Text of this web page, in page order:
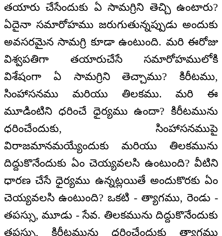
తయారు చేసేందుకు ఏ సామగ్రిని తెచ్చి ఉంటారు?
ఏదైనా సమారోహము జరుగుతున్నప్పుడు అందుకు
అవసరమైన సామగ్రి కూడా ఉంటుంది. మరి ఈరోజు
విశ్వపతిగా తయారుచేసే సమారోహములోకి
విశేషంగా ఏ సామగ్రిని తెచ్చాము? కిరీటము,
సింహాసనము మరియు తిలకము. మరి ఈ
మూడింటిని ధరించే ధైర్యము ఉందా? కిరీటమును
ధరించేందుకు, సింహాసనముపై
విరాజమానమయ్యేందుకు మరియు తిలకమును
దిద్దుకొనేందుకు ఏం చెయ్యవలసి ఉంటుంది? వీటిని
ధారణ చేసే ధైర్యము ఉన్నట్లయితే అందుకొరకు ఏం
చెయ్యవలసి ఉంటుంది? ఒకటి - త్యాగము, రెండు -
తపస్సు, మూడు - సేవ. తిలకమును దిద్దుకొనేందుకు
తపస్సు, కిరీటమును ధరించేందుకు త్యాగము